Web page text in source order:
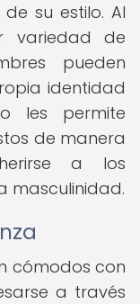
su estilo. Al
variedad de
pueden
identidad
les permite
de manera
a los
masculinidad.
cómodos con
a través